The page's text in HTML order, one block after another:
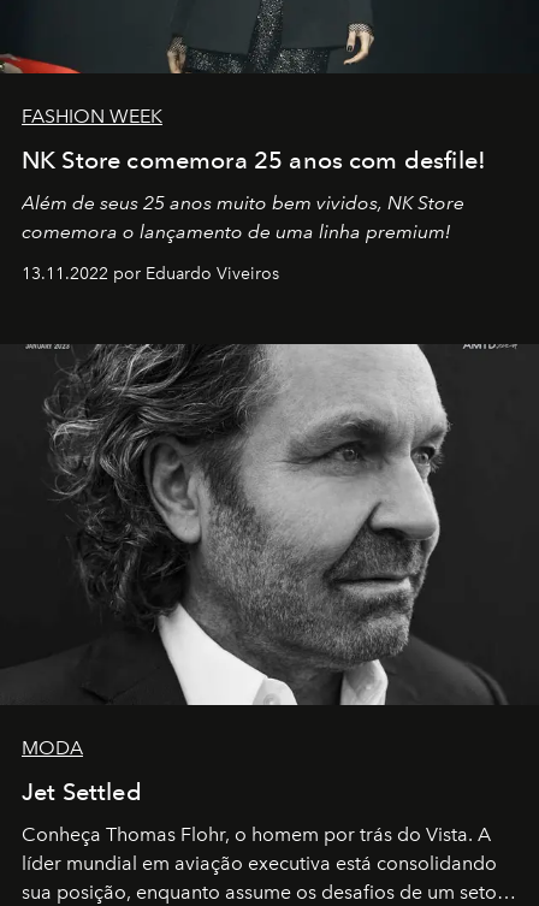
FASHION WEEK
NK Store comemora 25 anos com desfile!
Além de seus 25 anos muito bem vividos, NK Store
comemora o lançamento de uma linha premium!
13.11.2022 por Eduardo Viveiros
MODA
Jet Settled
Conheça Thomas Flohr, o homem por trás do Vista. A
líder mundial em aviação executiva está consolidando
sua posição, enquanto assume os desafios de um setor